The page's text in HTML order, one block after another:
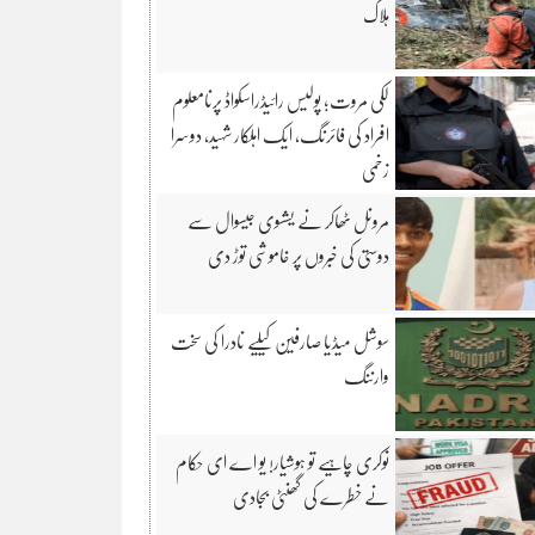
ہلاک
لکی مروت؛ پولیس رائیڈراسکواڈ پرنامعلوم
افراد کی فائرنگ، ایک اہلکار شہید، دوسرا
زخمی
مرونل ٹھاکر نے یشسوی جیسوال سے
دوستی کی خبروں پر خاموشی توڑ دی
سوشل میڈیا صارفین کیلیے نادرا کی سخت
وارننگ
نوکری چاہیے تو ہوشیار! یو اے ای حکام
نے خطرے کی گھنٹی بجادی